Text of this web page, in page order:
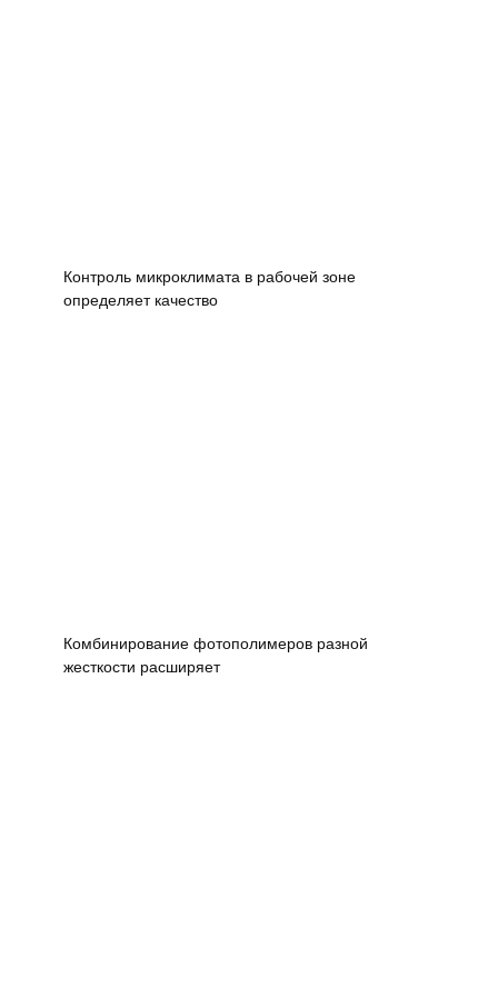
Контроль микроклимата в рабочей зоне
определяет качество
Комбинирование фотополимеров разной
жесткости расширяет